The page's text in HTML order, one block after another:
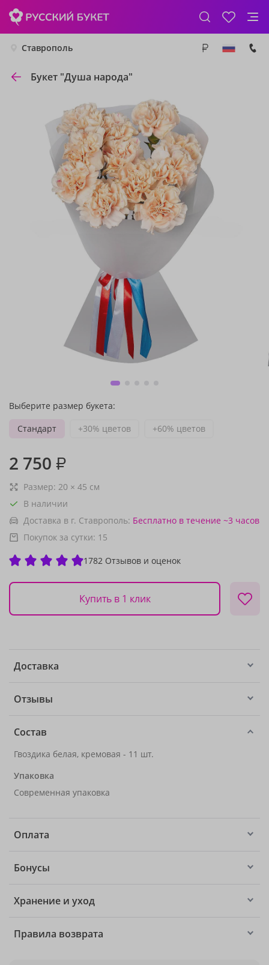
Ставрополь
Букет "Душа народа"
Выберите размер букета:
Стандарт
+30% цветов +60% цветов
2 750 ₽
Размер: 20 × 45 см
В наличии
Доставка в г. Ставрополь: Бесплатно в течение ~3 часов
Покупок за сутки: 15
1782 Отзывов и оценок
Купить в 1 клик
Доставка
Отзывы
Состав
Гвоздика белая, кремовая - 11 шт.
Упаковка
Современная упаковка
Оплата
Бонусы
Хранение и уход
Правила возврата